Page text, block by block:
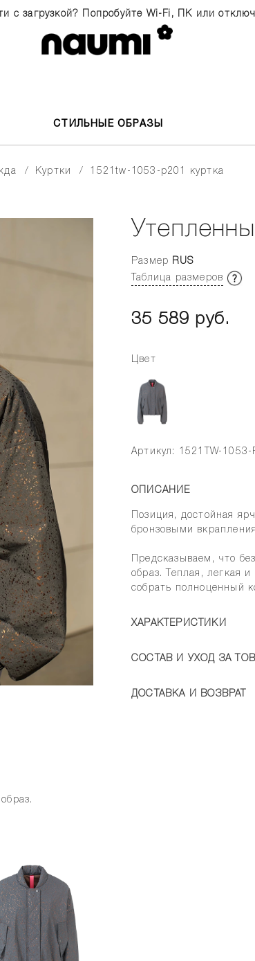
с загрузкой? Попробуйте Wi-Fi, ПК или
СТИЛЬНЫЕ ОБРАЗЫ
куртки 1521tw-1053-p201 куртка
Размер
RUS
Таблица размеров
35 589 руб.
Цвет
Артикул: 1521TW-1053-
ОПИСАНИЕ
Позиция, достойная
бронзовыми
Предсказываем, что
образ. Теплая, легкая
собрать полноценный
ХАРАКТЕРИСТИКИ
СОСТАВ И УХОД ЗА
ДОСТАВКА И ВОЗВРАТ